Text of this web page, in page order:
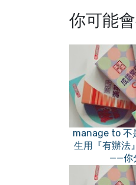
你可能
manage to 不
生用『有辦法
——你